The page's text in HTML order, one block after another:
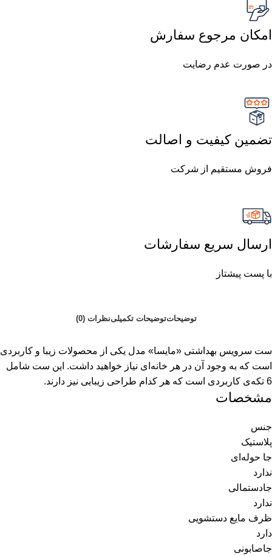
امکان مرجوع سفارش
در صورت عدم رضایت
تضمین کیفیت و اصالت
فروش مستقیم از شرکت
ارسال سریع سفارشات
با پست پیشتاز
توضیحاتتوضیحات تکمیلینظرات (0)
ست سرویس بهداشتی «مایسا» مدل یکی از محصولات زیبا و کاربردی
است که به وجود آن در هر خانه‌ای نیاز خواهید داشت. این ست شامل
6 تکه‌ی کاربردی است که هر کدام طراحی زیبایی نیز دارند.
مشخصات
جنس
پلاستیک
جا حوله‌ای
ندارد
جادستمالی
ندارد
ظرف مایع دستشویی
دارد
جاصابونی